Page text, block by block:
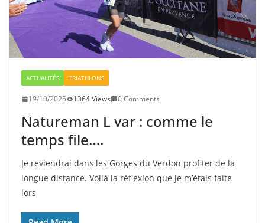
ACTUALITÉS TRIATHLONS
19/10/2025 1364 Views 0 Comments
Natureman L var : comme le
temps file….
Je reviendrai dans les Gorges du Verdon profiter de la
longue distance. Voilà la réflexion que je m’étais faite
lors